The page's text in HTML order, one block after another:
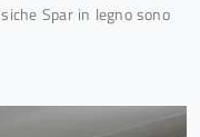
Spar in legno sono